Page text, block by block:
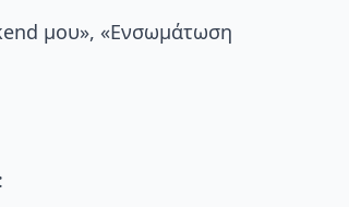
μου», «Ενσωμάτωση